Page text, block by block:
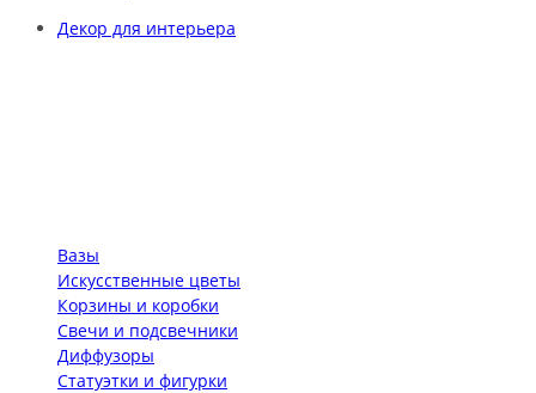
Декор для интерьера
Вазы
Искусственные цветы
Корзины и коробки
Свечи и подсвечники
Диффузоры
Статуэтки и фигурки